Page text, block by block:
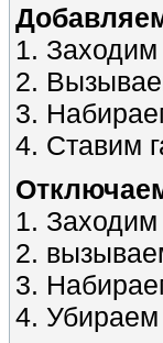
1. Заходим
2.
3.
4. Ставим
1. Заходим
2.
3.
4. Убираем